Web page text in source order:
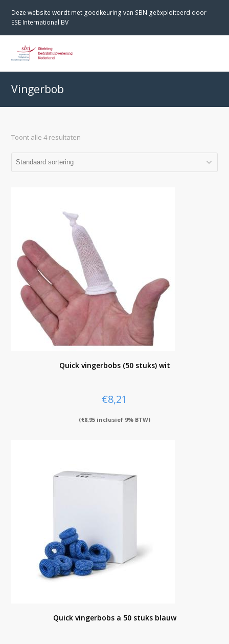
Deze website wordt met goedkeuring van SBN geëxploiteerd door
ESE International BV
Vingerbob
Toont alle 4 resultaten
Quick vingerbobs (50 stuks) wit
€8,21
(€8,95 inclusief 9% BTW)
Quick vingerbobs a 50 stuks blauw